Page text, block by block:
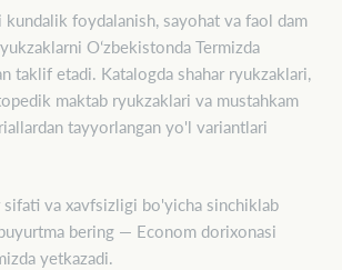
foydalanish, sayohat va faol dam
Oʻzbekistonda Termizda
taklif etadi. Katalogda shahar ryukzaklari,
maktab ryukzaklari va mustahkam
tayyorlangan yo'l variantlari
sifati va xavfsizligi bo'yicha sinchiklab
bering — Econom dorixonasi
yetkazadi.